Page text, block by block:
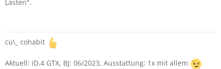
Lasten".
cu\_ cohabit
Aktuell: iD.4 GTX, BJ: 06/2023, Ausstattung: 1x mit allem